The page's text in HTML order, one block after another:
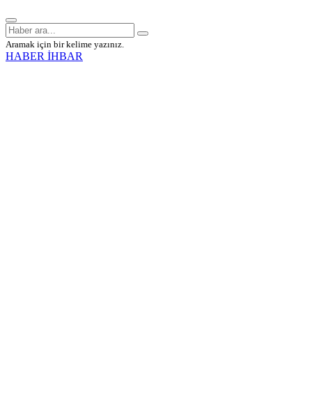
Aramak için bir kelime yazınız.
HABER İHBAR